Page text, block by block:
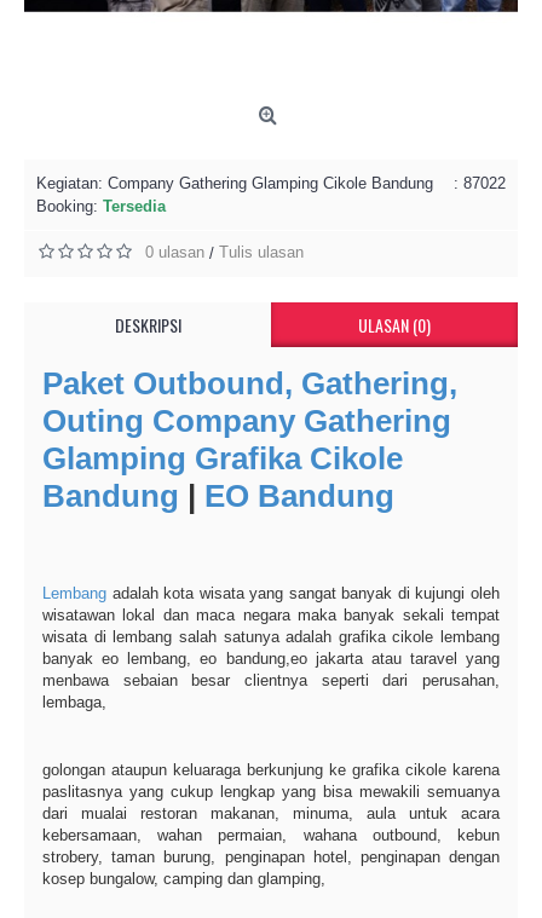
: 87022
Kegiatan: Company Gathering Glamping Cikole Bandung
Booking: Tersedia
0 ulasan / Tulis ulasan
DESKRIPSI ULASAN (0)
Paket Outbound, Gathering,
Outing Company Gathering
Glamping Grafika Cikole
Bandung | EO Bandung
Lembang adalah kota wisata yang sangat banyak di kujungi oleh
wisatawan lokal dan maca negara maka banyak sekali tempat
wisata di lembang salah satunya adalah grafika cikole lembang
banyak eo lembang, eo bandung,eo jakarta atau taravel yang
menbawa sebaian besar clientnya seperti dari perusahan,
lembaga,
golongan ataupun keluaraga berkunjung ke grafika cikole karena
paslitasnya yang cukup lengkap yang bisa mewakili semuanya
dari mualai restoran makanan, minuma, aula untuk acara
kebersamaan, wahan permaian, wahana outbound, kebun
strobery, taman burung, penginapan hotel, penginapan dengan
kosep bungalow, camping dan glamping,